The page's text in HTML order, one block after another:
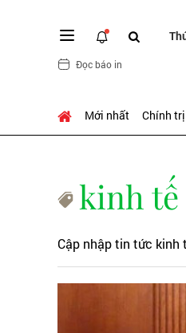
Đọc báo in
Mới nhất Chính trị
kinh tế
Cập nhập tin tức kinh